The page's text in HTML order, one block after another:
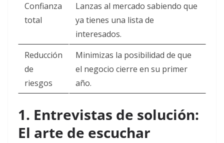
Confianza
total
Lanzas al mercado sabiendo que
ya tienes una lista de
interesados.
Reducción
de
riesgos
Minimizas la posibilidad de que
el negocio cierre en su primer
año.
1. Entrevistas de solución:
El arte de escuchar